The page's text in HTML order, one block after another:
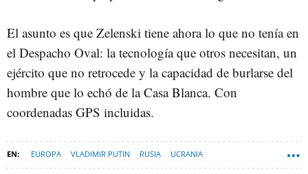
El asunto es que Zelenski tiene ahora lo que no tenía en
el Despacho Oval: la tecnología que otros necesitan, un
ejército que no retrocede y la capacidad de burlarse del
hombre que lo echó de la Casa Blanca. Con
coordenadas GPS incluidas.
EUROPA VLADIMIR PUTIN RUSIA UCRANIA